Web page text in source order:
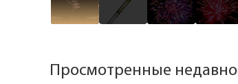
Просмотренные недавно